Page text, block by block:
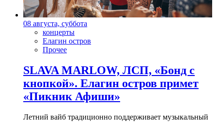
08 августа, суббота
концерты
Елагин остров
Прочее
SLAVA MARLOW, ЛСП, «Бонд с
кнопкой». Елагин остров примет
«Пикник Афиши»
Летний вайб традиционно поддерживает музыкальный